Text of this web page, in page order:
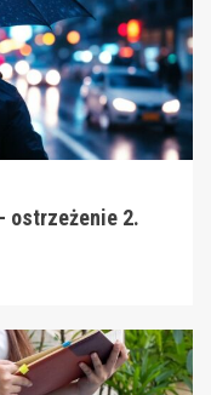
ostrzeżenie 2.